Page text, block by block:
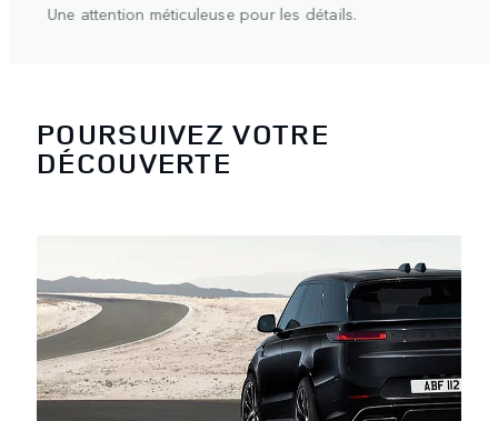
Une attention méticuleuse pour les détails.
POURSUIVEZ VOTRE
DÉCOUVERTE